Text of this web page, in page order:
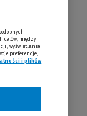
celów, między
wyświetlania
preferencje,
i plików